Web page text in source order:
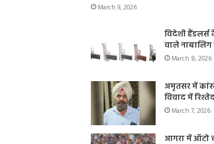
March 9, 2026
विदेशी
वाले नाबालिग
March 8, 2026
अमृतसर में
विवाद में
March 7, 2026
आगरा में ऑटो